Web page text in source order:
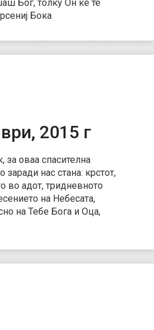
Бог, толку Он ќе те
Бока
2015 г
за оваа спасителна
заради нас стана: крстот,
во адот, тридневното
на Небесата,
на Тебе Бога и Оца,